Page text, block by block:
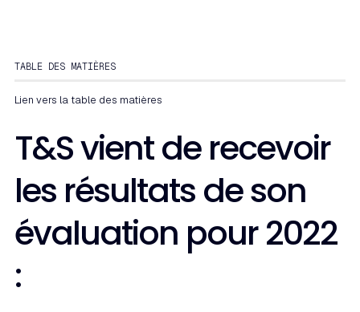
TABLE DES MATIÈRES
Lien vers la table des matières
T&S vient de recevoir
les résultats de son
évaluation pour 2022
: